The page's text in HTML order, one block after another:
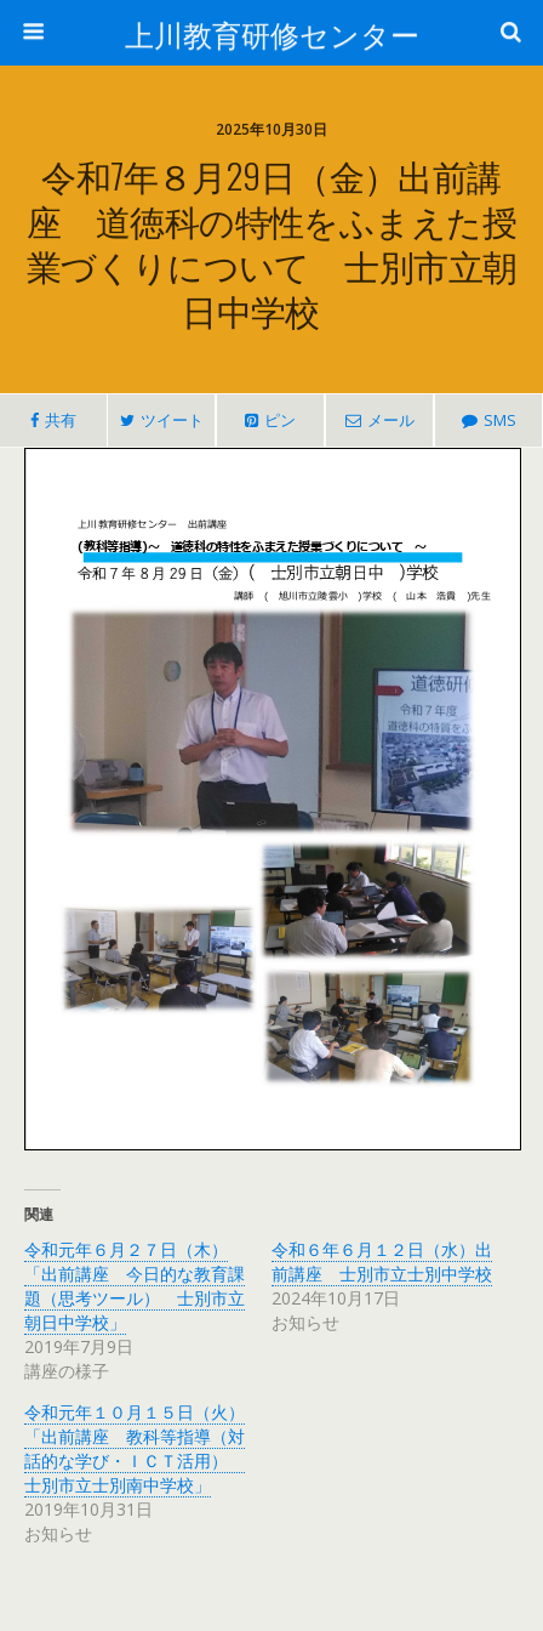
上川教育研修センター
2025年10月30日
令和7年８月29日（金）出前講
座 道徳科の特性をふまえた授
業づくりについて 士別市立朝
日中学校
共有 ツイート ピン メール SMS
関連
令和元年６月２７日（木）
「出前講座 今日的な教育課
題（思考ツール） 士別市立
朝日中学校」
2019年7月9日
講座の様子
令和６年６月１２日（水）出
前講座 士別市立士別中学校
2024年10月17日
お知らせ
令和元年１０月１５日（火）
「出前講座 教科等指導（対
話的な学び・ＩＣＴ活用）
士別市立士別南中学校」
2019年10月31日
お知らせ